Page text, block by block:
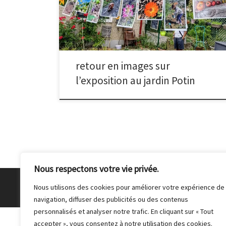
Nous respectons votre vie privée.
Nous utilisons des cookies pour améliorer votre expérience de
navigation, diffuser des publicités ou des contenus
personnalisés et analyser notre trafic. En cliquant sur « Tout
accepter », vous consentez à notre utilisation des cookies.
exposaient des photos de leurs cultures.
retour en images sur
l’exposition au jardin Potin
© 2026Club Photo de Malakoff– Tous droits